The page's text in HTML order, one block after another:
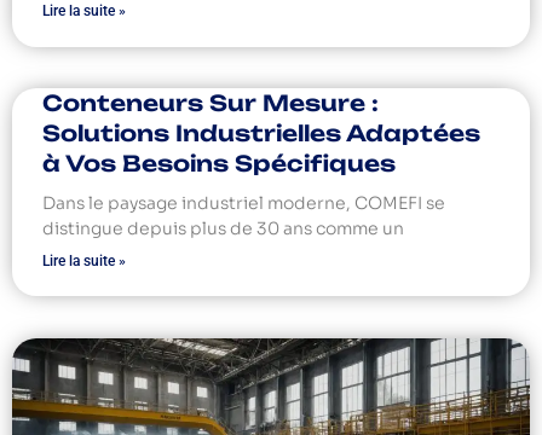
Lire la suite »
Conteneurs Sur Mesure :
Solutions Industrielles Adaptées
à Vos Besoins Spécifiques
Dans le paysage industriel moderne, COMEFI se
distingue depuis plus de 30 ans comme un
Lire la suite »